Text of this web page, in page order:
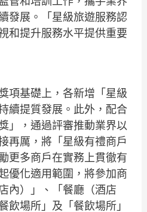
發展。「星級旅遊服務認
和提升服務水平提供重要
項基礎上，各新增「星級
續提質發展。此外，配合
」，通過評審推動業界以
再厲，將「星級有禮商戶
更多商戶在實務上貫徹有
優化適用範圍，將參加商
內）」、「餐廳（酒店
場所」及「餐飲場所」